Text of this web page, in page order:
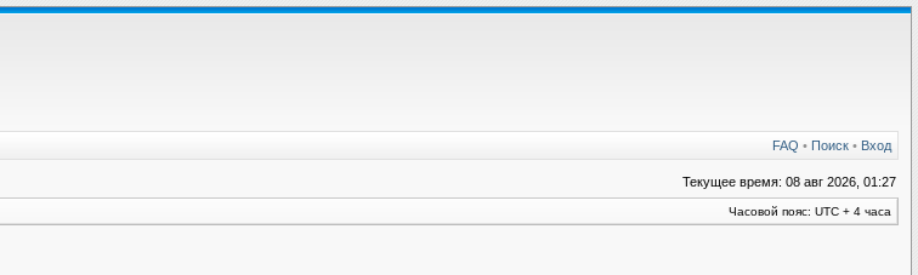
FAQ • Поиск • Вход
Текущее время: 08 авг 2026, 01:27
Часовой пояс: UTC + 4 часа